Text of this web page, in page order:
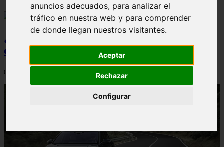
anuncios adecuados, para analizar el
tráfico en nuestra web y para comprender
de donde llegan nuestros visitantes.
Aceptar
Rechazar
Configurar
¿Qué Seat Ibiza merece más la pena
comprar?
08/08/2026